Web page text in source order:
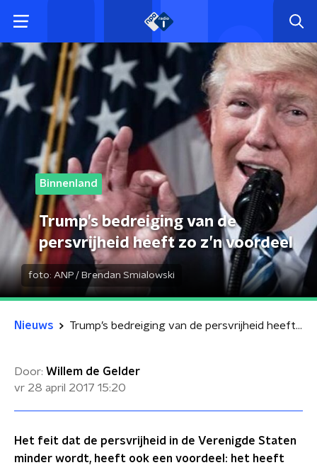
Binnenland
Trump’s bedreiging van de
persvrijheid heeft zo z’n voordeel
foto: ANP / Brendan Smialowski
Nieuws Trump’s bedreiging van de persvrijheid heeft zo z’n voordeel
Door: Willem de Gelder
vr 28 april 2017 15:20
Het feit dat de persvrijheid in de Verenigde Staten
minder wordt, heeft ook een voordeel: het heeft